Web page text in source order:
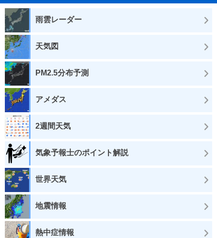
雨雲レーダー
天気図
PM2.5分布予測
アメダス
2週間天気
気象予報士のポイント解説
世界天気
地震情報
熱中症情報